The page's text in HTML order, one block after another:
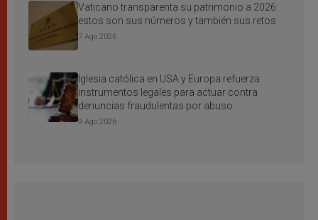
Vaticano transparenta su patrimonio a 2026:
estos son sus números y también sus retos
7 Ago 2026
Iglesia católica en USA y Europa refuerza
instrumentos legales para actuar contra
denuncias fraudulentas por abuso
9 Ago 2026